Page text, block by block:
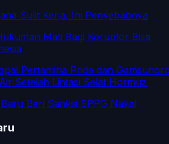
Sulit Kerja, Ini Penyebabnya
Mati Bagi Koruptor Bisa
Pertamina Pride dan
Setelah Lintasi Selat Hormuz
Beri Sanksi SPPG Nakal